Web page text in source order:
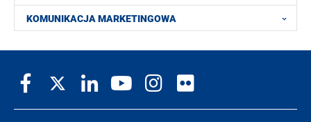
KOMUNIKACJA MARKETINGOWA